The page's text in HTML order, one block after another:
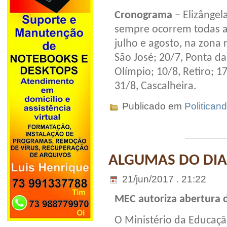
Cronograma –
sempre ocorrem todas
julho e agosto, na zona
São José; 20/7, Ponta
Olímpio; 10/8, Retiro;
31/8, Cascalheira.
Publicado em
ALGUMAS DO DIA
21/jun/2017 . 21:22
MEC autoriza abertura
O Ministério da